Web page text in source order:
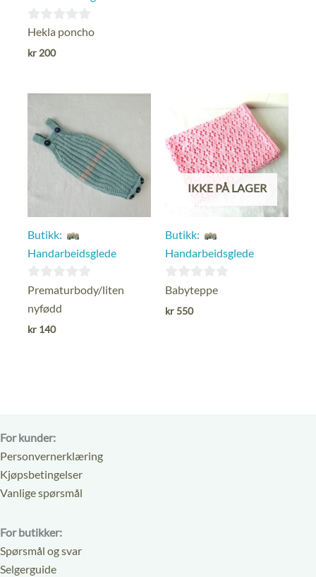
0
ut
Hekla poncho
kr 200
Butikk:
Handarbeidsglede
0
ut
av
Prematurbody/liten
nyfødd
kr 140
IKKE PÅ LAGER
Butikk:
Handarbeidsglede
0
ut
Babyteppe
kr550
For kunder:
Personvernerklæring
Kjøpsbetingelser
Vanlige spørsmål
For butikker:
Spørsmål og svar
Selgerguide